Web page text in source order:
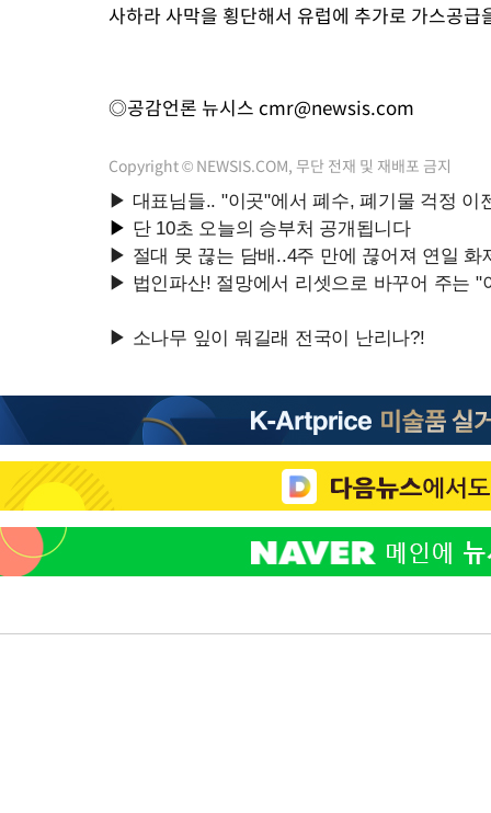
사하라 사막을 횡단해서 유럽에 추가로 가스공
◎공감언론 뉴시스 cmr@newsis.com
Copyright © NEWSIS.COM, 무단 전재 및 재배포 금지